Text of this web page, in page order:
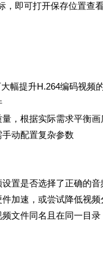
，即可打开保存位置查
幅提升H.264编码视频
，根据实际需求平衡
动配置复杂参数
置是否选择了正确的音
加速，或尝试降低视频
文件同名且在同一目